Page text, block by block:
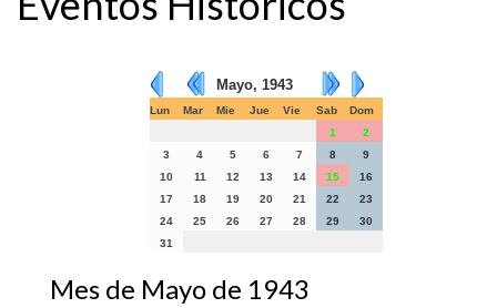
Mayo, 1943
Lun Mar Mie Jue Vie Sab
Dom
1
2
3
4 5 6 7 8
9
10
11 12 13 14 15
16
17
18 19 20 21 22
23
24
25 26 27 28 29
30
31
Mes de Mayo de 1943